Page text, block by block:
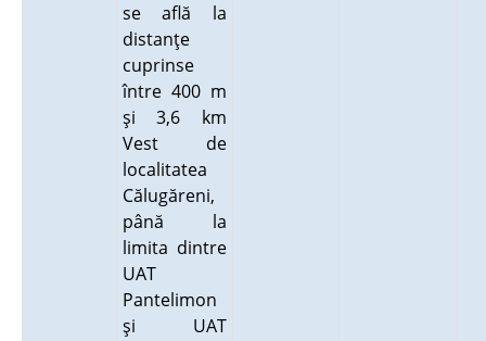
se află la
distanţe
cuprinse
între 400 m
şi 3,6 km
Vest de
localitatea
Călugăreni,
până la
limita dintre
UAT
Pantelimon
şi UAT